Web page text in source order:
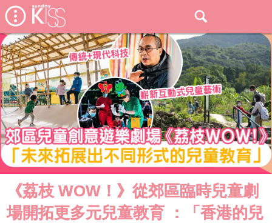
《荔枝 WOW！》從郊區臨時兒童劇
場開拓更多元兒童教育 ：「香港的兒